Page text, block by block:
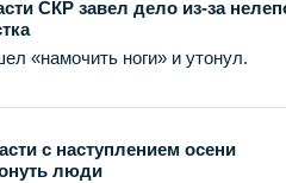
СКР завел дело из-за
«намочить ноги» и утонул.
с наступлением осени
люди